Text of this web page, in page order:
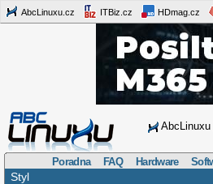
AbcLinuxu.cz ITBiz.cz HDmag.cz
AbcLinuxu
Poradna FAQ Hardware
Styl